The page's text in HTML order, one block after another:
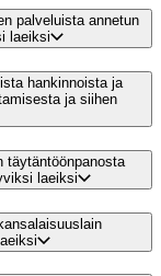
palveluista annetun
laeiksi
hankinnoista ja
ja siihen
täytäntöönpanosta
laeiksi